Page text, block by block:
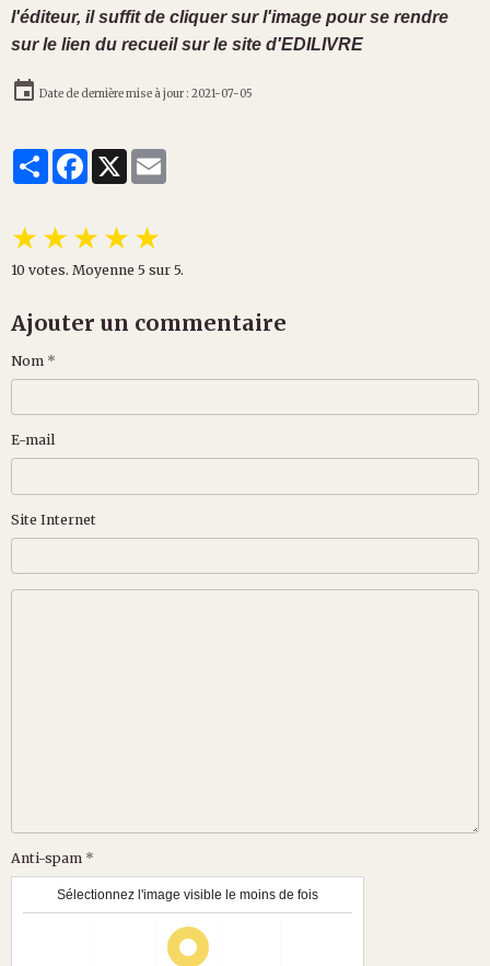
l'éditeur, il suffit de cliquer sur l'image pour se rendre
sur le lien du recueil sur le site d'EDILIVRE
Date de dernière mise à jour : 2021-07-05
PartagerFacebook
X
★★★★★
10 votes. Moyenne 5 sur 5.
Ajouter un commentaire
Nom
E-mail
Site Internet
Anti-spam
Sélectionnez l'image visible le moins de fois